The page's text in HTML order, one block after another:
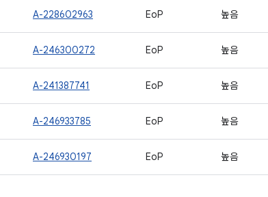
A-228602963 EoP 높음
A-246300272 EoP 높음
A-241387741 EoP 높음
A-246933785 EoP 높음
A-246930197 EoP 높음